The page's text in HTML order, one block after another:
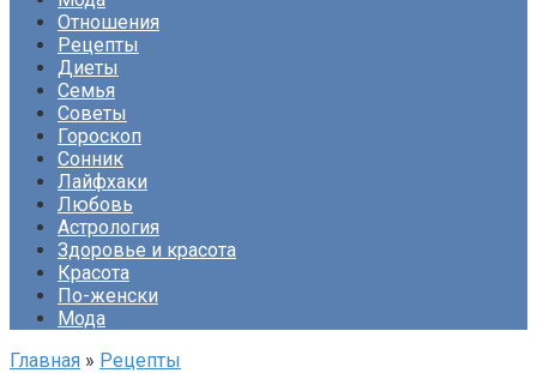
Отношения
Рецепты
Диеты
Семья
Советы
Гороскоп
Сонник
Лайфхаки
Любовь
Астрология
Здоровье и красота
Красота
По-женски
Мода
Главная » Рецепты